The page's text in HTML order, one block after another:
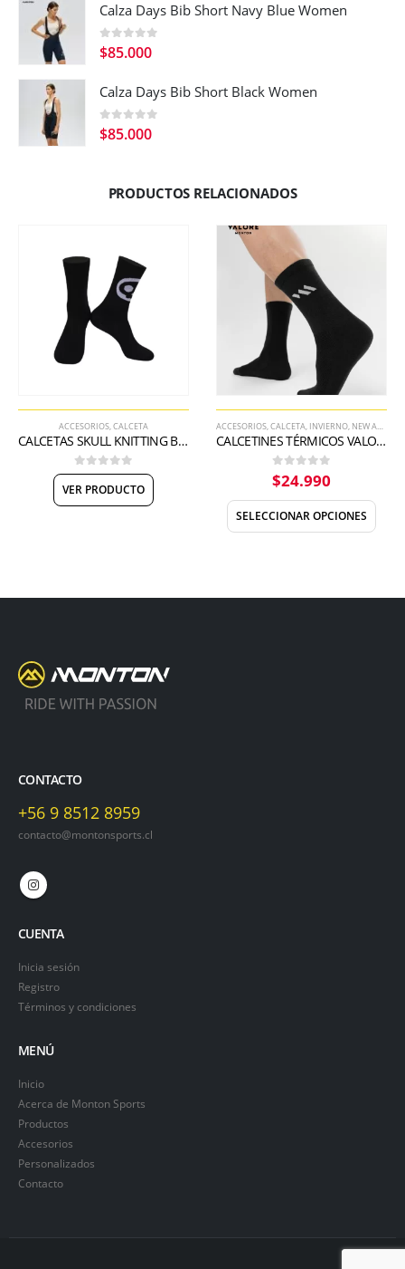
Calza Days Bib Short Navy Blue Women
0out of 5
$85.000
Calza Days Bib Short Black Women
0out of 5
$85.000
PRODUCTOS RELACIONADOS
ACCESORIOS,CALCETA
CALCETAS SKULL KNITTING BLACK WOMEN
0out of 5
VER PRODUCTO
ACCESORIOS,CALCETA, INVIERNO, NEW ARRIVALS 2026
CALCETINES TÉRMICOS VALORE LINEA KNITTING BLACK
0out of 5
$24.990
SELECCIONAR OPCIONES
CONTACTO
+56 9 8512 8959
contacto@montonsports.cl
CUENTA
Inicia sesión
Registro
Términos y condiciones
MENÚ
Inicio
Acerca de Monton Sports
Productos
Accesorios
Personalizados
Contacto